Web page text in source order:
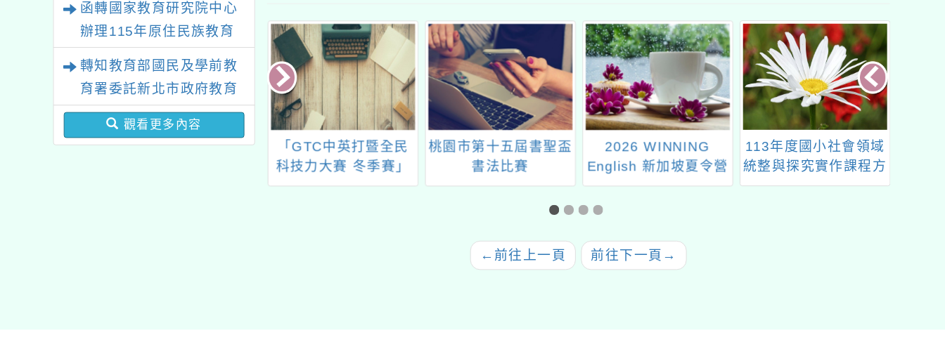
函轉國家教育研究院中心
辦理115年原住民族教育
育國際趨勢與發展」
轉知教育部國民及學前教
育署委託新北市政府教育
局辦理「115年度教師專
業成長研習實施計畫－夢
觀看更多內容
教師諮商輔導
「學好戒壞 心科學暨
「GTC中英打暨全民
科技力大賽 冬季賽」
桃園市第十五屆書聖盃
書法比賽
2026 WINNING
English 新加坡夏令營
113年度國小社會領域
統整與探究實作課程方
案設計徵選
← 前往上一頁 前往下一頁 →